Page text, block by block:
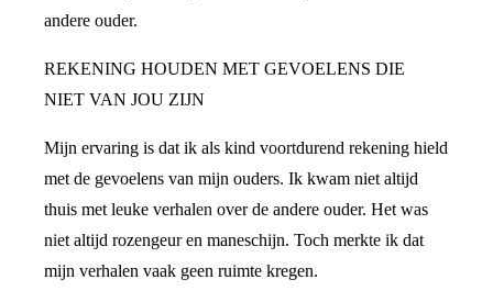
andere ouder.
REKENING HOUDEN MET GEVOELENS DIE
NIET VAN JOU ZIJN
Mijn ervaring is dat ik als kind voortdurend rekening hield
met de gevoelens van mijn ouders. Ik kwam niet altijd
thuis met leuke verhalen over de andere ouder. Het was
niet altijd rozengeur en maneschijn. Toch merkte ik dat
mijn verhalen vaak geen ruimte kregen.